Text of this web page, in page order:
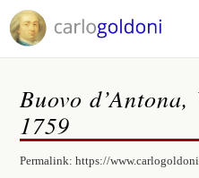
Buovo d’Antona,
1759
Permalink:https://